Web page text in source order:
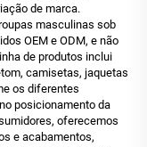
de marca.
masculinas sob
OEM e ODM, e não
de produtos inclui
camisetas, jaquetas
os diferentes
posicionamento da
oferecemos
e acabamentos,